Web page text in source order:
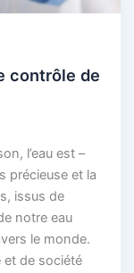
contrôle de
l’eau est –
précieuse et la
issus de
notre eau
le monde.
et de société